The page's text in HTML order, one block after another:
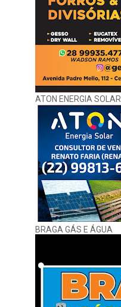
ATON ENERGIA SOLAR
BRAGA GÁS E ÁGUA